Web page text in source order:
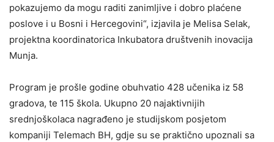
pokazujemo da mogu raditi zanimljive i dobro plaćene
poslove i u Bosni i Hercegovini“, izjavila je Melisa Selak,
projektna koordinatorica Inkubatora društvenih inovacija
Munja.
Program je prošle godine obuhvatio 428 učenika iz 58
gradova, te 115 škola. Ukupno 20 najaktivnijih
srednjoškolaca nagrađeno je studijskom posjetom
kompaniji Telemach BH, gdje su se praktično upoznali sa